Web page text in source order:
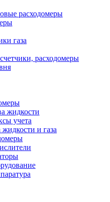
расходомеры
газа
расходомеры
жидкости
учета
и газа